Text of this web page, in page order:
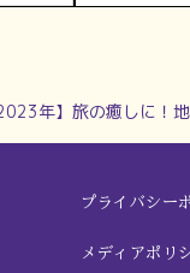
年】旅の癒しに！地域の魅力発掘に！奈良
プライバシー
メディアポリ